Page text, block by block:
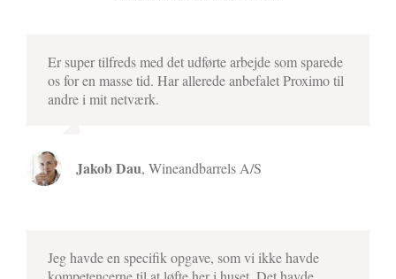
Er super tilfreds med det udførte arbejde som sparede
os for en masse tid. Har allerede anbefalet Proximo til
andre i mit netværk.
Jakob Dau, Wineandbarrels A/S
Jeg havde en specifik opgave, som vi ikke havde